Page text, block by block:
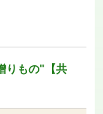
りもの"【共